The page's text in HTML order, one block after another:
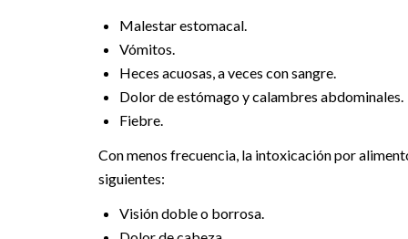
Malestar estomacal.
Vómitos.
Heces acuosas, a veces con sangre.
Dolor de estómago y calambres abdominales.
Fiebre.
Con menos frecuencia, la intoxicación por
siguientes:
Visión doble o borrosa.